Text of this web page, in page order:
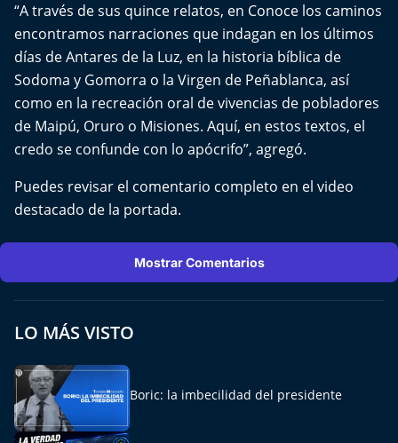
Impacto Tecnológico
Sesiones Dieciocheras
Expreso PM
El Mejor País de Chile
Especiales
Chiche cuadra y su parrilla
Motorfem
“A través de sus quince relatos, en Conoce los caminos
encontramos narraciones que indagan en los últimos
días de Antares de la Luz, en la historia bíblica de
Sodoma y Gomorra o la Virgen de Peñablanca, así
como en la recreación oral de vivencias de pobladores
de Maipú, Oruro o Misiones. Aquí, en estos textos, el
credo se confunde con lo apócrifo”, agregó.
Puedes revisar el comentario completo en el video
destacado de la portada.
Mostrar Comentarios
LO MÁS VISTO
Boric: la imbecilidad del presidente